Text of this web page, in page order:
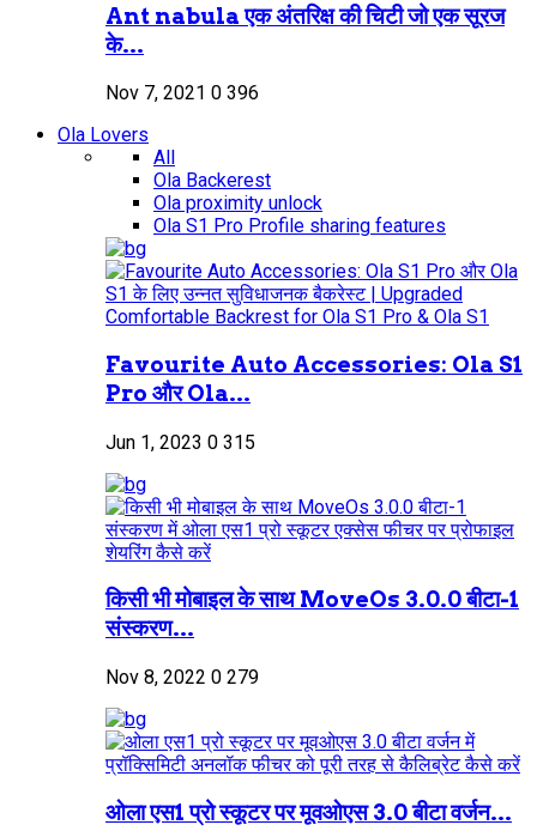
Ant nabula एक अंतरिक्ष की चिटी जो एक सूरज
के...
Nov 7, 2021 0 396
Ola Lovers
All
Ola Backerest
Ola proximity unlock
Ola S1 Pro Profile sharing features
Favourite Auto Accessories: Ola S1
Pro और Ola...
Jun 1, 2023 0 315
किसी भी मोबाइल के साथ MoveOs 3.0.0 बीटा-1
संस्करण...
Nov 8, 2022 0 279
ओला एस1 प्रो स्कूटर पर मूवओएस 3.0 बीटा वर्जन...